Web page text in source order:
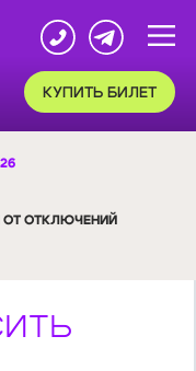
БИЛЕТ
ОТКЛЮЧЕНИЙ